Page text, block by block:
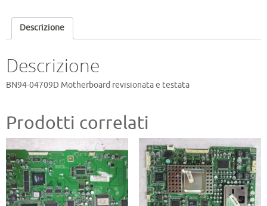
Descrizione
Descrizione
BN94-04709D Motherboard revisionata e testata
Prodotti correlati